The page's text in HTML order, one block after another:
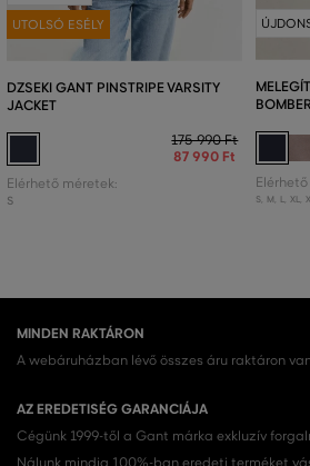
UTOLSÓ ESÉLY
DZSEKI GANT PINSTRIPE VARSITY
JACKET
175 990 Ft
87 990 Ft
Elérhető méretek:
S
BOMBER
S, M L, XL,
MINDEN RAKTÁRON
A webáruházban lévő összes áru raktáron
AZ EREDETISÉG GARANCIÁJA
Cégünk 1999-től a Gant márka exkluzív
Nálunk mindig 100%-ban eredeti terméket